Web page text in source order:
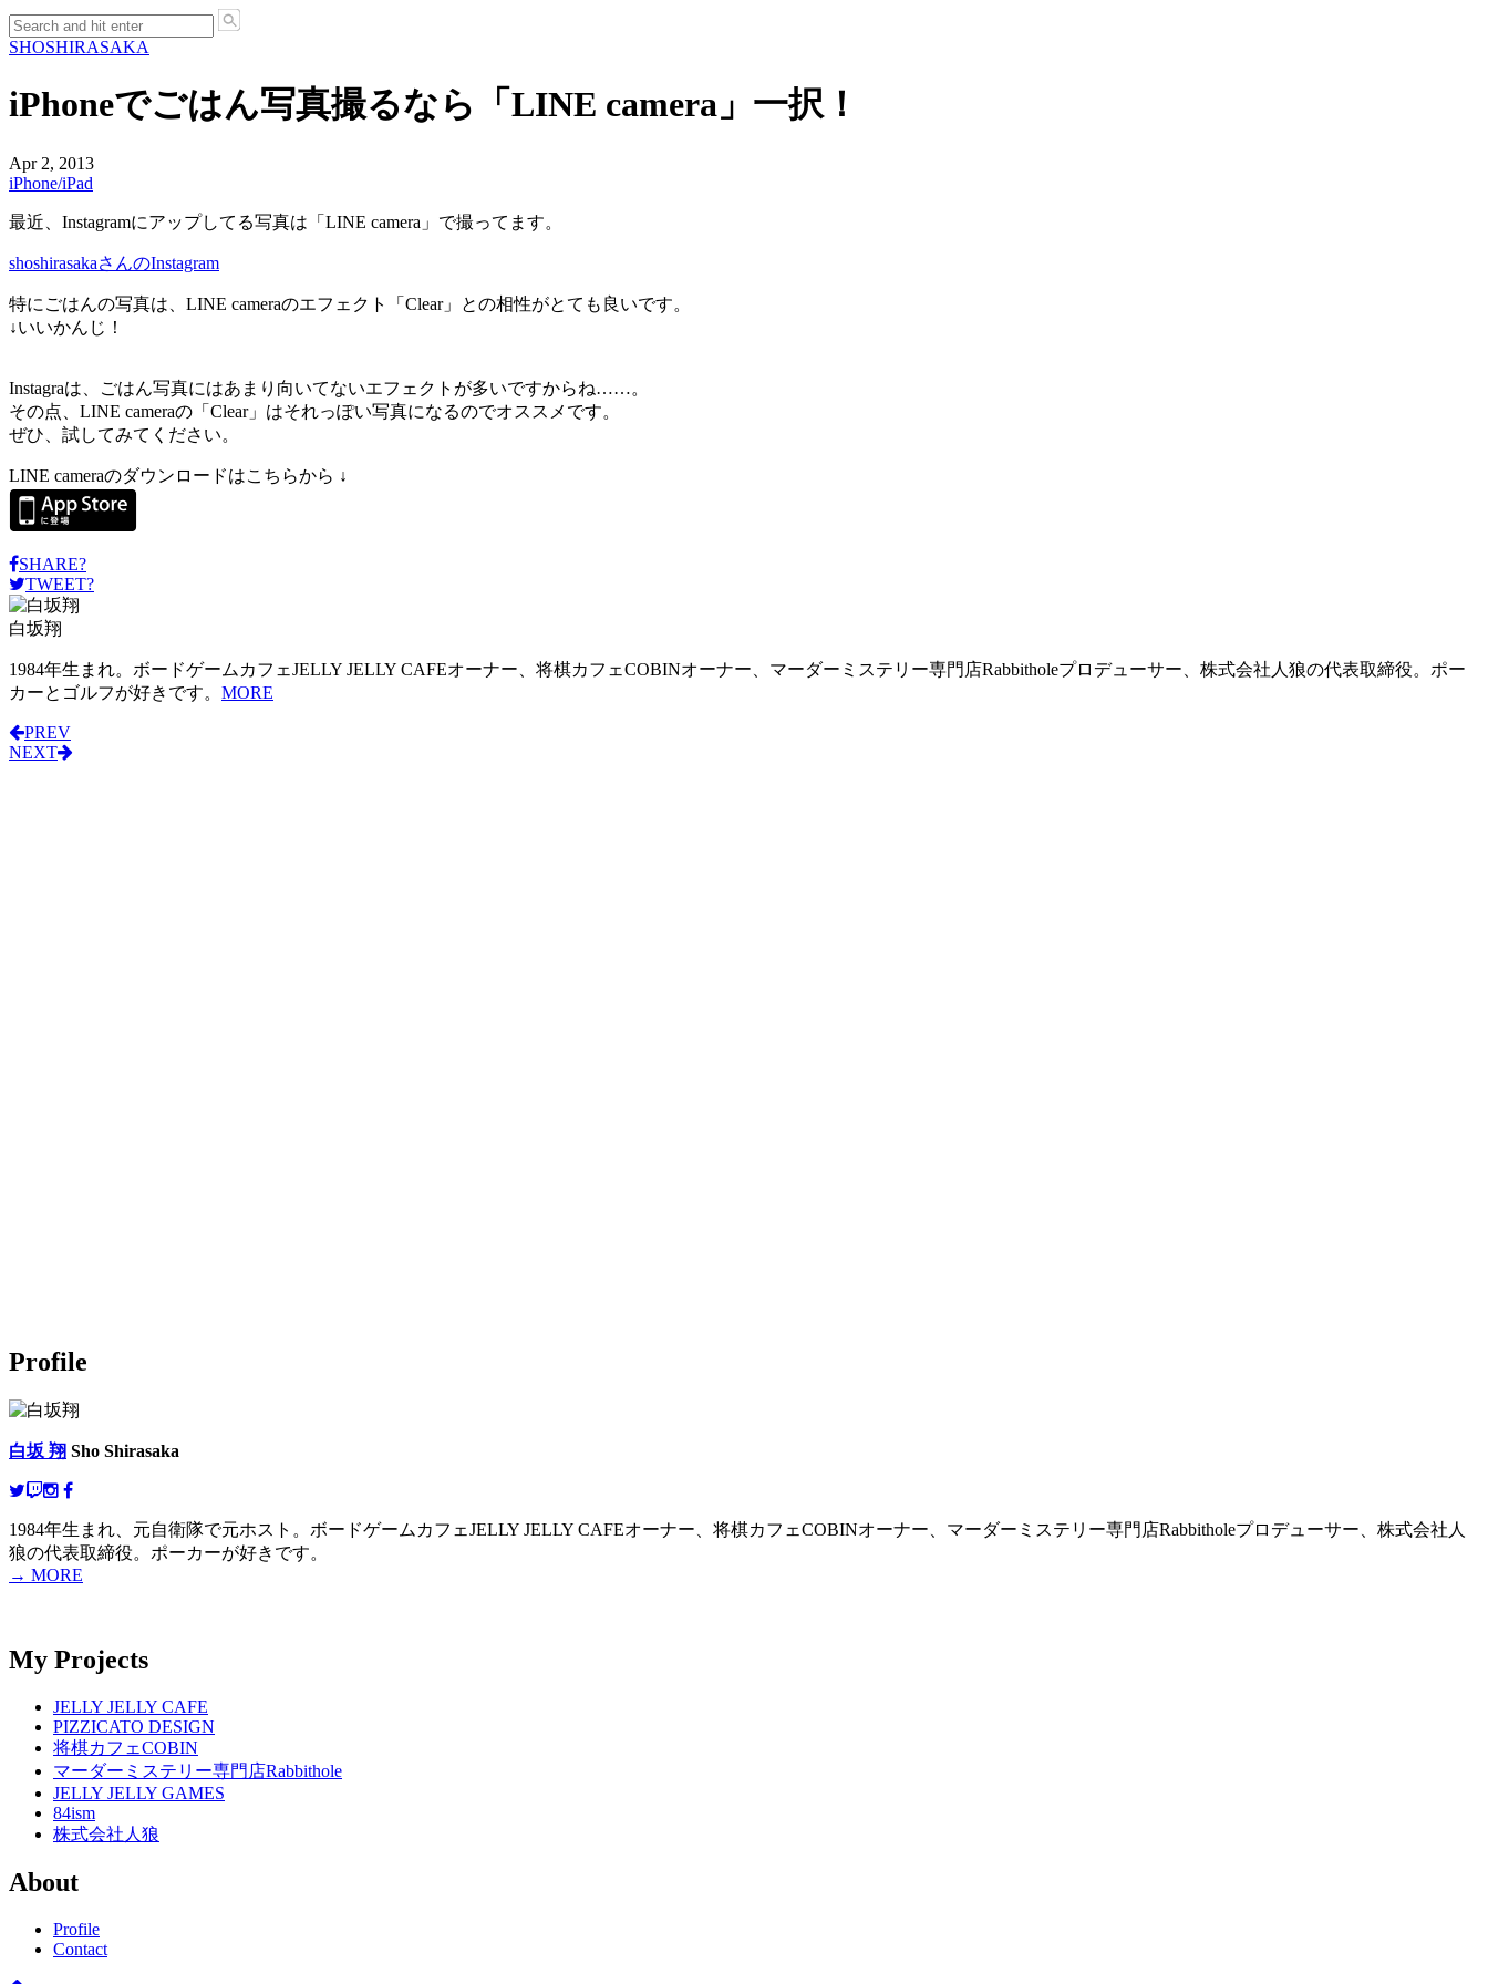
SHOSHIRASAKA
iPhoneでごはん写真撮るなら「LINE camera」一択！
Apr 2, 2013
iPhone/iPad
最近、Instagramにアップしてる写真は「LINE camera」で撮ってます。
shoshirasakaさんのInstagram
特にごはんの写真は、LINE cameraのエフェクト「Clear」との相性がとても良いです。
↓いいかんじ！
Instagraは、ごはん写真にはあまり向いてないエフェクトが多いですからね……。
その点、LINE cameraの「Clear」はそれっぽい写真になるのでオススメです。
ぜひ、試してみてください。
LINE cameraのダウンロードはこちらから ↓
SHARE?
TWEET?
白坂翔
1984年生まれ。ボードゲームカフェJELLY JELLY CAFEオーナー、将棋カフェCOBINオーナー、マーダーミステリー専門店Rabbitholeプロデューサー、株式会社人狼の代表取締役。ポー
カーとゴルフが好きです。 MORE
PREV
NEXT
Profile
白坂 翔 Sho Shirasaka
1984年生まれ、元自衛隊で元ホスト。ボードゲームカフェJELLY JELLY CAFEオーナー、将棋カフェCOBINオーナー、マーダーミステリー専門店Rabbitholeプロデューサー、株式会社人
狼の代表取締役。ポーカーが好きです。
→ MORE
My Projects
JELLY JELLY CAFE
PIZZICATO DESIGN
将棋カフェCOBIN
マーダーミステリー専門店Rabbithole
JELLY JELLY GAMES
84ism
株式会社人狼
About
Profile
Contact